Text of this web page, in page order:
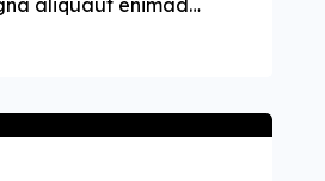
aliquaut enimad
adipisicing elit sed
incididunt labore